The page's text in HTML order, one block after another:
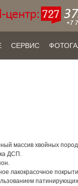
СЕРВИС
массив хвойных
ДСП.
лакокрасочное